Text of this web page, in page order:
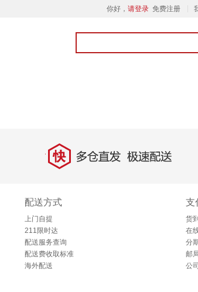
你好， 请登录 免费注册
快 多仓直发，极速配送
配送方式
上门自提
211限时达
配送服务查询
配送费收取标准
海外配送
支
货
在
分
邮
公